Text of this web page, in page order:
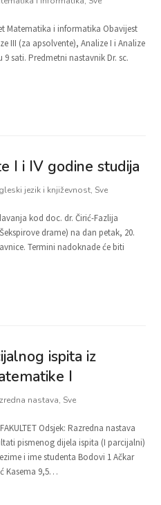
Matematika i informatika Obavijest
III (za apsolvente), Analize I i Analize
9 sati. Predmetni nastavnik Dr. sc.
I i IV godine studija
jezik i književnost, Sve
kod doc. dr. Čirić-Fazlija
drame) na dan petak, 20.
Termini nadoknade će biti
ispita iz
I
nastava, Sve
Odsjek: Razredna nastava
pismenog dijela ispita (I parcijalni)
i ime studenta Bodovi 1 Ačkar
Kasema 9,5…